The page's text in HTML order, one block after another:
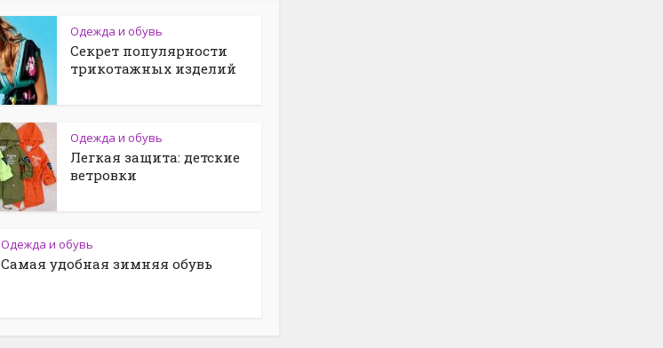
Одежда и обувь
Секрет популярности
трикотажных изделий
Одежда и обувь
Легкая защита: детские
ветровки
Одежда и обувь
Самая удобная зимняя обувь